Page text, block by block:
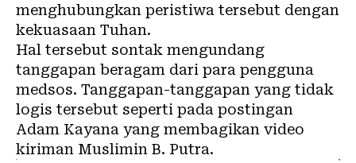
menghubungkan peristiwa tersebut dengan
kekuasaan Tuhan.
Hal tersebut sontak mengundang
tanggapan beragam dari para pengguna
medsos. Tanggapan-tanggapan yang tidak
logis tersebut seperti pada postingan
Adam Kayana yang membagikan video
kiriman Muslimin B. Putra.